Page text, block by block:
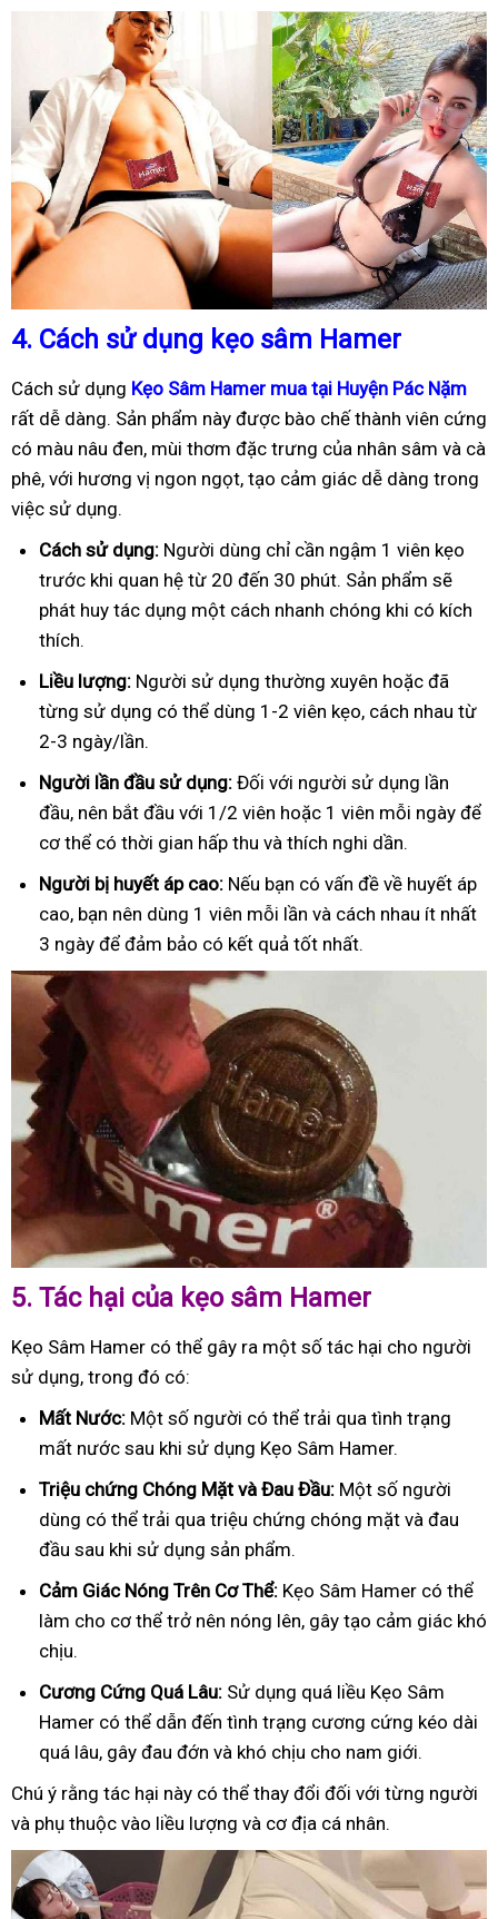
4. Cách sử dụng kẹo sâm Hamer
Cách sử dụng Kẹo Sâm Hamer mua tại Huyện Pác Nặm
rất dễ dàng. Sản phẩm này được bào chế thành viên cứng
có màu nâu đen, mùi thơm đặc trưng của nhân sâm và cà
phê, với hương vị ngon ngọt, tạo cảm giác dễ dàng trong
việc sử dụng.
Cách sử dụng: Người dùng chỉ cần ngậm 1 viên kẹo
trước khi quan hệ từ 20 đến 30 phút. Sản phẩm sẽ
phát huy tác dụng một cách nhanh chóng khi có kích
thích.
Liều lượng: Người sử dụng thường xuyên hoặc đã
từng sử dụng có thể dùng 1-2 viên kẹo, cách nhau từ
2-3 ngày/lần.
Người lần đầu sử dụng: Đối với người sử dụng lần
đầu, nên bắt đầu với 1/2 viên hoặc 1 viên mỗi ngày để
cơ thể có thời gian hấp thu và thích nghi dần.
Người bị huyết áp cao: Nếu bạn có vấn đề về huyết áp
cao, bạn nên dùng 1 viên mỗi lần và cách nhau ít nhất
3 ngày để đảm bảo có kết quả tốt nhất.
5. Tác hại của kẹo sâm Hamer
Kẹo Sâm Hamer có thể gây ra một số tác hại cho người
sử dụng, trong đó có:
Mất Nước: Một số người có thể trải qua tình trạng
mất nước sau khi sử dụng Kẹo Sâm Hamer.
Triệu chứng Chóng Mặt và Đau Đầu: Một số người
dùng có thể trải qua triệu chứng chóng mặt và đau
đầu sau khi sử dụng sản phẩm.
Cảm Giác Nóng Trên Cơ Thể: Kẹo Sâm Hamer có thể
làm cho cơ thể trở nên nóng lên, gây tạo cảm giác khó
chịu.
Cương Cứng Quá Lâu: Sử dụng quá liều Kẹo Sâm
Hamer có thể dẫn đến tình trạng cương cứng kéo dài
quá lâu, gây đau đớn và khó chịu cho nam giới.
Chú ý rằng tác hại này có thể thay đổi đối với từng người
và phụ thuộc vào liều lượng và cơ địa cá nhân.